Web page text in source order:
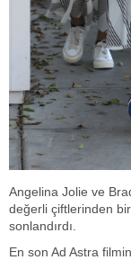
Angelina Jolie ve
değerli çiftlerinden
sonlandırdı.
En son Ad Astra